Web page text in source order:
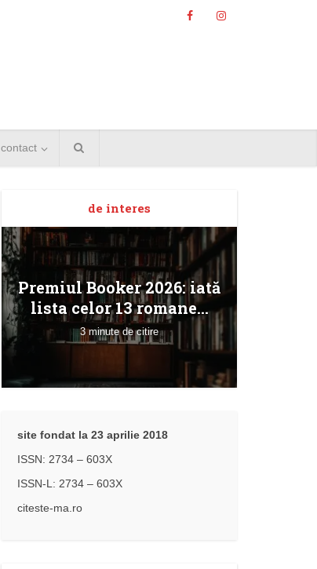
contact
de interes
Premiul Booker 2026: iată
lista celor 13 romane...
3 minute de citire
site fondat la 23 aprilie 2018
ISSN: 2734 – 603X
ISSN-L: 2734 – 603X
citeste-ma.ro